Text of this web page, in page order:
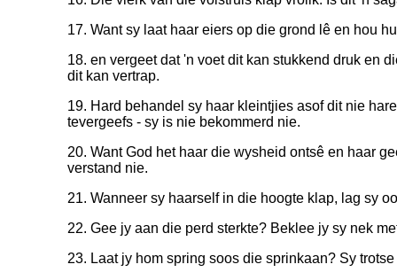
17. Want sy laat haar eiers op die grond lê en hou
18. en vergeet dat 'n voet dit kan stukkend druk en
dit kan vertrap.
19. Hard behandel sy haar kleintjies asof dit nie
tevergeefs - sy is nie bekommerd nie.
20. Want God het haar die wysheid ontsê en haar
verstand nie.
21. Wanneer sy haarself in die hoogte klap, lag sy
22. Gee jy aan die perd sterkte? Beklee jy sy nek
23. Laat jy hom spring soos die sprinkaan? Sy